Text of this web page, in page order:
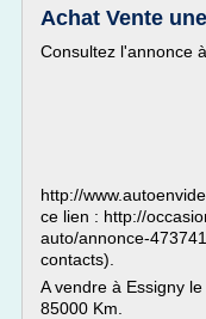
Achat Vente
Consultez l'annonce
http://
ce lien : http://
auto/annonce-
contacts).
A vendre à Essigny
85000 Km.